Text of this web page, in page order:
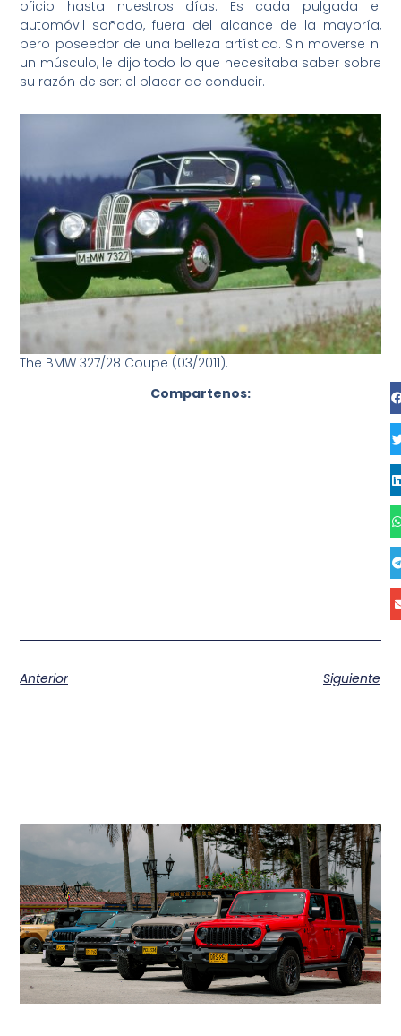
oficio hasta nuestros días. Es cada pulgada el
automóvil soñado, fuera del alcance de la mayoría,
pero poseedor de una belleza artística. Sin moverse ni
un músculo, le dijo todo lo que necesitaba saber sobre
su razón de ser: el placer de conducir.
The BMW 327/28 Coupe (03/2011).
Compartenos:
Anterior Siguiente